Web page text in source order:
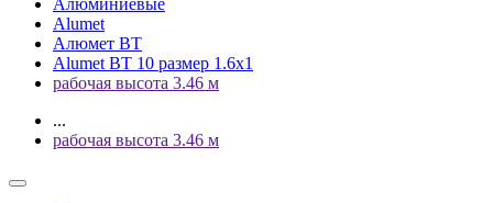
Alumet
Алюмет ВТ
Alumet ВТ 10 размер 1.6x1
рабочая высота 3.46 м
...
рабочая высота 3.46 м